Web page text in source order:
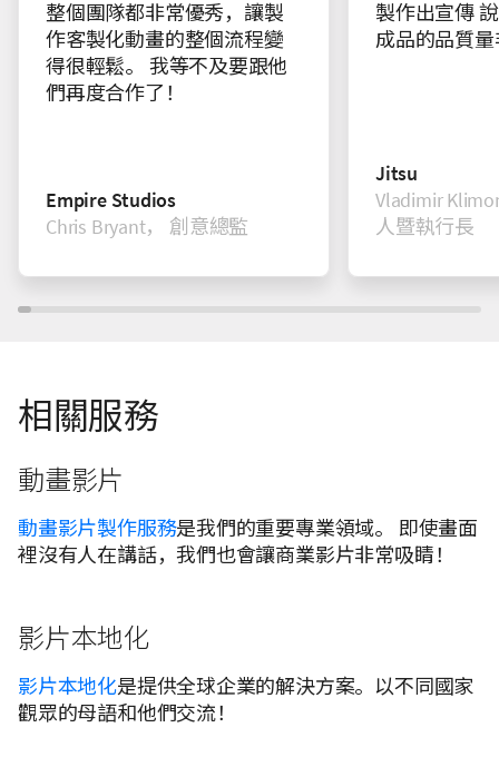
整個團隊都非常優秀，讓製
作客製化動畫的整個流程變
得很輕鬆。 我等不及要跟他
們再度合作了！
Empire Studios
Chris Bryant， 創意總監
製作出宣傳
成品的品質
Jitsu
Vladimir
人暨執行長
相關服務
動畫影片
動畫影片製作服務是我們的重要專業領域。 即使畫面
裡沒有人在講話，我們也會讓商業影片非常吸睛！
影片本地化
影片本地化是提供全球企業的解決方案。以不同國家
觀眾的母語和他們交流！